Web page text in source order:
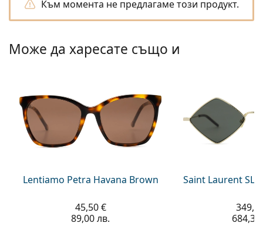
Prada
Всички разтвори
Към момента не предлагаме този продукт.
Може да харесате също и
Lentiamo Petra Havana Brown
45,50 €
89,00 лв.
Saint Laurent SL